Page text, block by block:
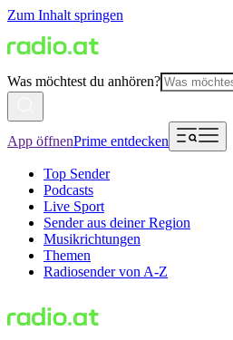
Zum Inhalt springen
Was möchtest du anhören?
App öffnenPrime entdecken
Top Sender
Podcasts
Live Sport
Sender aus deiner Region
Musikrichtungen
Themen
Radiosender von A-Z